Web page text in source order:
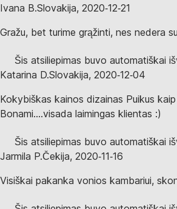
Ivana B.Slovakija, 2020‑12‑21
Gražu, bet turime grąžinti, nes nedera
Šis atsiliepimas buvo automatiškai
Katarina D.Slovakija, 2020‑12‑04
Kokybiškas kainos dizainas Puikus
Bonami....visada laimingas klientas :)
Šis atsiliepimas buvo automatiškai
Jarmila P.Čekija, 2020‑11‑16
Visiškai pakanka vonios kambariui,